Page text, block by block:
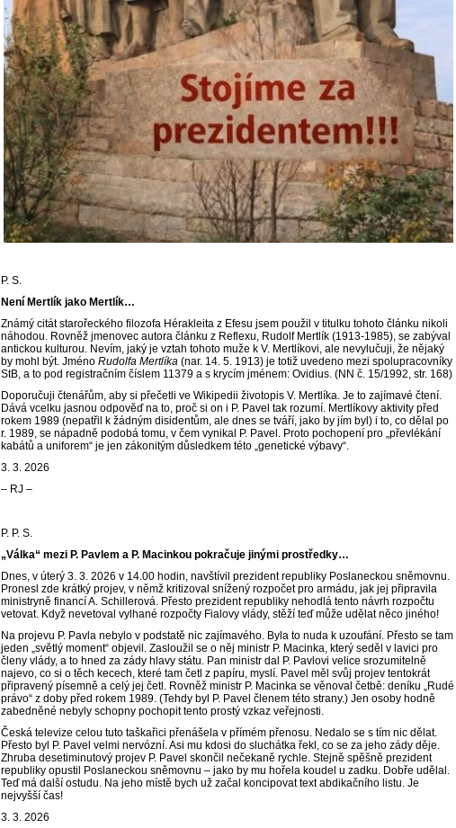
P. S.
Není Mertlík jako Mertlík…
Známý citát starořeckého filozofa Hérakleita z Efesu jsem použil v titulku tohoto článku nikoli
náhodou. Rovněž jmenovec autora článku z Reflexu, Rudolf Mertlík (1913-1985), se zabýval
antickou kulturou. Nevím, jaký je vztah tohoto muže k V. Mertlíkovi, ale nevylučuji, že nějaký
by mohl být. Jméno Rudolfa Mertlíka (nar. 14. 5. 1913) je totiž uvedeno mezi spolupracovníky
StB, a to pod registračním číslem 11379 a s krycím jménem: Ovidius. (NN č. 15/1992, str. 168)
Doporučuji čtenářům, aby si přečetli ve Wikipedii životopis V. Mertlíka. Je to zajímavé čtení.
Dává vcelku jasnou odpověď na to, proč si on i P. Pavel tak rozumí. Mertlíkovy aktivity před
rokem 1989 (nepatřil k žádným disidentům, ale dnes se tváří, jako by jím byl) i to, co dělal po
r. 1989, se nápadně podobá tomu, v čem vynikal P. Pavel. Proto pochopení pro „převlékání
kabátů a uniforem“ je jen zákonitým důsledkem této „genetické výbavy“.
3. 3. 2026
‒ RJ ‒
P. P. S.
„Válka“ mezi P. Pavlem a P. Macinkou pokračuje jinými prostředky…
Dnes, v úterý 3. 3. 2026 v 14.00 hodin, navštívil prezident republiky Poslaneckou sněmovnu.
Pronesl zde krátký projev, v němž kritizoval snížený rozpočet pro armádu, jak jej připravila
ministryně financí A. Schillerová. Přesto prezident republiky nehodlá tento návrh rozpočtu
vetovat. Když nevetoval vylhané rozpočty Fialovy vlády, stěží teď může udělat něco jiného!
Na projevu P. Pavla nebylo v podstatě nic zajímavého. Byla to nuda k uzoufání. Přesto se tam
jeden „světlý moment“ objevil. Zasloužil se o něj ministr P. Macinka, který seděl v lavici pro
členy vlády, a to hned za zády hlavy státu. Pan ministr dal P. Pavlovi velice srozumitelně
najevo, co si o těch kecech, které tam četl z papíru, myslí. Pavel měl svůj projev tentokrát
připravený písemně a celý jej četl. Rovněž ministr P. Macinka se věnoval četbě: deníku „Rudé
právo“ z doby před rokem 1989. (Tehdy byl P. Pavel členem této strany.) Jen osoby hodně
zabedněné nebyly schopny pochopit tento prostý vzkaz veřejnosti.
Česká televize celou tuto taškařici přenášela v přímém přenosu. Nedalo se s tím nic dělat.
Přesto byl P. Pavel velmi nervózní. Asi mu kdosi do sluchátka řekl, co se za jeho zády děje.
Zhruba desetiminutový projev P. Pavel skončil nečekaně rychle. Stejně spěšně prezident
republiky opustil Poslaneckou sněmovnu – jako by mu hořela koudel u zadku. Dobře udělal.
Teď má další ostudu. Na jeho místě bych už začal koncipovat text abdikačního listu. Je
nejvyšší čas!
3. 3. 2026